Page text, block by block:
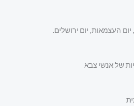
העצמאות, יום ירושלים.
של אנשי צבא